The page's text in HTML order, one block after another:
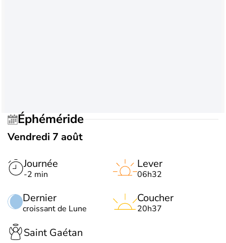
Éphéméride
Vendredi 7 août
Journée
-2 min
Dernier
croissant de Lune
Lever
06h32
Coucher
20h37
Saint Gaétan